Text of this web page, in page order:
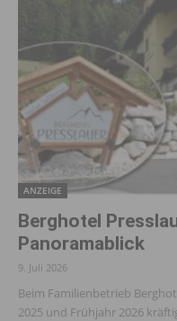
ANZEIGE
Berghotel
Panoramablick
9. Juli 2026
Beim Familienbetrieb
2025 und Frühjahr 2026